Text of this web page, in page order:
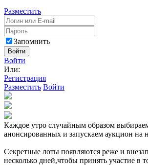
Разместить
Запомнить
Войти
Войти
Или:
Регистрация
Разместить Войти
Каждое утро случайным образом
анонсированных и запускаем аукцион на
Секретные лоты появляются реже и
несколько дней,чтобы принять участие в